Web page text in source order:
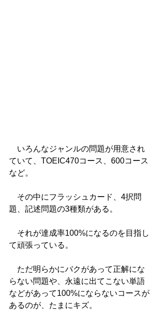
いろんなジャンルの問題が用意され
ていて、TOEIC470コース、600コース
など。
その中にフラッシュカード、4択問
題、記述問題の3種類がある。
それが達成率100%になるのを目指し
て頑張っている。
ただ明らかにバクがあって正解にな
らない問題や、永遠に出てこない単語
などがあって100%にならないコースが
あるのが、たまにキズ。